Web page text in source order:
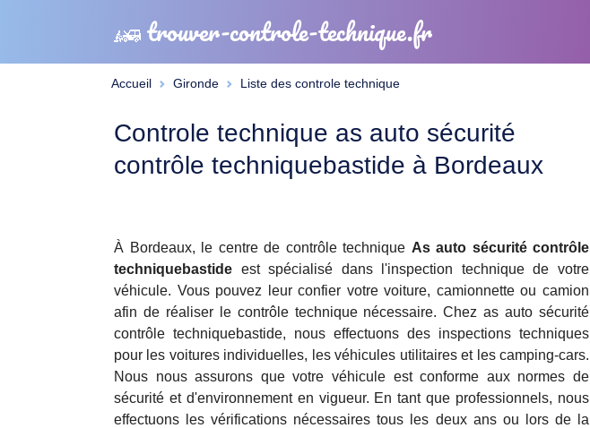
trouver-controle-technique.fr
Accueil Gironde Liste des controle technique
Controle technique as auto sécurité
contrôle techniquebastide à Bordeaux
À Bordeaux, le centre de contrôle technique As auto sécurité contrôle
techniquebastide est spécialisé dans l'inspection technique de votre
véhicule. Vous pouvez leur confier votre voiture, camionnette ou camion
afin de réaliser le contrôle technique nécessaire. Chez as auto sécurité
contrôle techniquebastide, nous effectuons des inspections techniques
pour les voitures individuelles, les véhicules utilitaires et les camping-cars.
Nous nous assurons que votre véhicule est conforme aux normes de
sécurité et d'environnement en vigueur. En tant que professionnels, nous
effectuons les vérifications nécessaires tous les deux ans ou lors de la